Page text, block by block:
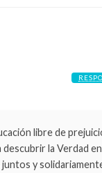
libre de
la Verdad en
y